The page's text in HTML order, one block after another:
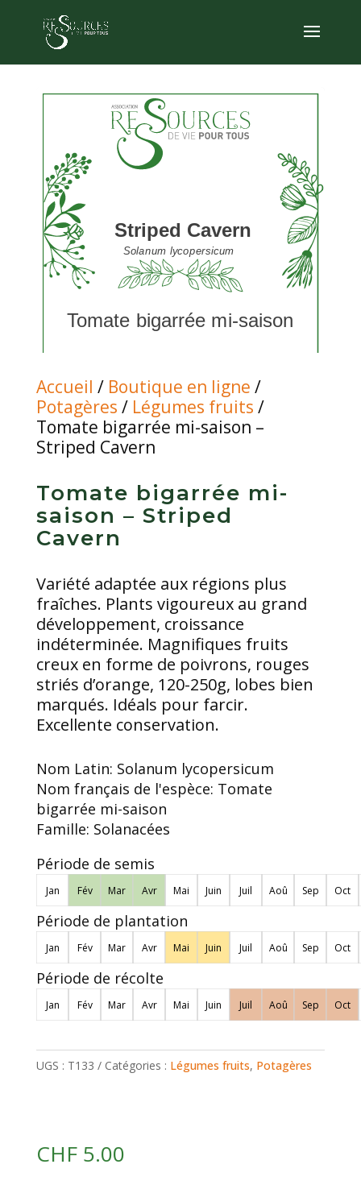
Accueil / Boutique en ligne /
Potagères / Légumes fruits /
Tomate bigarrée mi-saison –
Striped Cavern
Tomate bigarrée mi-
saison – Striped
Cavern
Variété adaptée aux régions plus
fraîches. Plants vigoureux au grand
développement, croissance
indéterminée. Magnifiques fruits
creux en forme de poivrons, rouges
striés d’orange, 120-250g, lobes bien
marqués. Idéals pour farcir.
Excellente conservation.
Nom Latin: Solanum lycopersicum
Nom français de l'espèce: Tomate
bigarrée mi-saison
Famille: Solanacées
Période de semis
Jan Fév Mar Avr Mai Juin Juil Aoû Sep Oct
Période de plantation
Jan Fév Mar Avr Mai Juin Juil Aoû Sep Oct
Période de récolte
Jan Fév Mar Avr Mai Juin Juil Aoû Sep Oct
UGS : T133 Catégories : Légumes fruits, Potagères
CHF5.00